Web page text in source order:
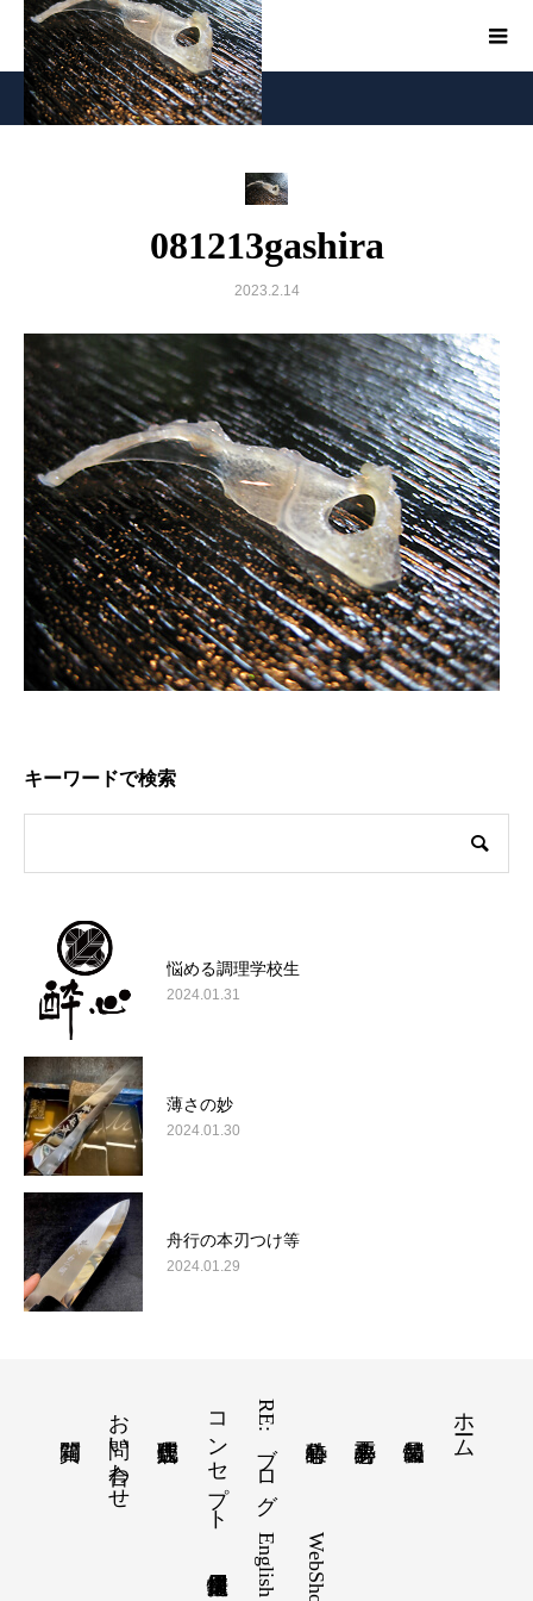
081213gashira
081213gashira
2023.2.14
キーワードで検索
悩める調理学校生
2024.01.31
薄さの妙
2024.01.30
舟行の本刃つけ等
2024.01.29
ホーム
RE:ブログ
コンセプト
お問い合わせ
WebShop
English